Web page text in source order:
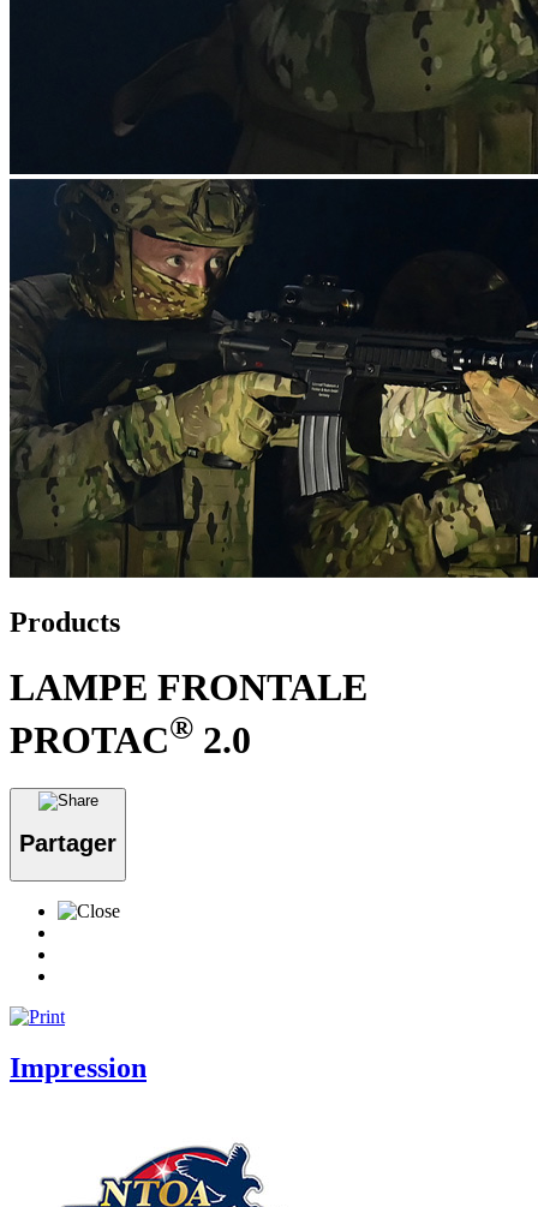
Products
LAMPE FRONTALE
PROTAC® 2.0
Partager
Impression